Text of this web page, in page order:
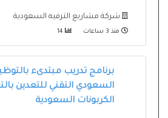
شركة مشاريع الترفيه السعودية
منذ 3 ساعات
برنامج تدريب مبتدىء
السعودي التقني للتعدين
الكربونات السعودية